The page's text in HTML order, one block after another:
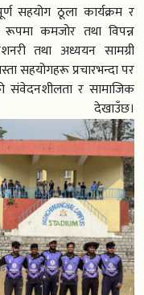
सहयोग ठूला कार्यक्रम र
कमजोर तथा विपन्न
तथा अध्ययन सामग्री
सहयोगहरू प्रचारभन्दा पर
संवेदनशीलता र सामाजिक
देखाउँछ।